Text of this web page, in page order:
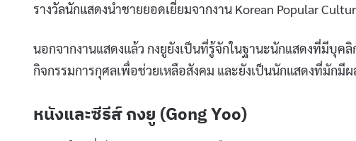
รางวัลนักแสดงนำชายยอดเยี่ยมจากงาน Korean Popular
นอกจากงานแสดงแล้ว กงยูยังเป็นที่รู้จักในฐานะนักแสดงที่มีบุค
กิจกรรมการกุศลเพื่อช่วยเหลือสังคม และยังเป็นนักแสดงที่มัก
หนังและซีรีส์ กงยู (Gong Yoo)